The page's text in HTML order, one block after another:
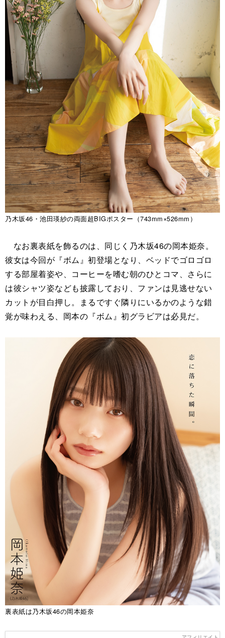
乃木坂46・池田瑛紗の両面超BIGポスター（743mm×526mm）
なお裏表紙を飾るのは、同じく乃木坂46の岡本姫奈。
彼女は今回が『ボム』初登場となり、ベッドでゴロゴロ
する部屋着姿や、コーヒーを嗜む朝のひとコマ、さらに
は彼シャツ姿なども披露しており、ファンは見逃せない
カットが目白押し。まるですぐ隣りにいるかのような錯
覚が味わえる、岡本の『ボム』初グラビアは必見だ。
裏表紙は乃木坂46の岡本姫奈